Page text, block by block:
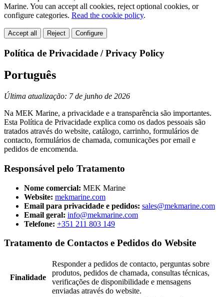
Marine. You can accept all cookies, reject optional cookies, or
configure categories. Read the cookie policy.
Accept all Reject Configure
Política de Privacidade / Privacy Policy
Português
Última atualização: 7 de junho de 2026
Na MEK Marine, a privacidade e a transparência são importantes.
Esta Política de Privacidade explica como os dados pessoais são
tratados através do website, catálogo, carrinho, formulários de
contacto, formulários de chamada, comunicações por email e
pedidos de encomenda.
Responsável pelo Tratamento
Nome comercial: MEK Marine
Website: mekmarine.com
Email para privacidade e pedidos: sales@mekmarine.com
Email geral: info@mekmarine.com
Telefone: +351 211 803 149
Tratamento de Contactos e Pedidos do Website
Finalidade
Responder a pedidos de contacto, perguntas sobre
produtos, pedidos de chamada, consultas técnicas,
verificações de disponibilidade e mensagens
enviadas através do website.